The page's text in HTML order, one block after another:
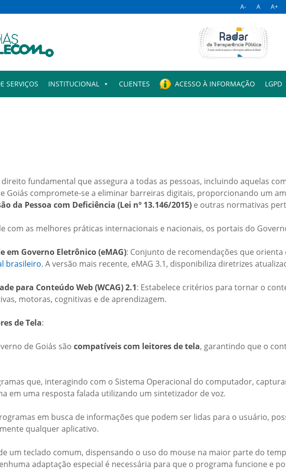
A- A A+
SERVIÇOS INSTITUCIONAL CLIENTES ACESSO À INFORMAÇÃO LGPD
fundamental que assegura a todas as pessoas, incluindo aquelas
Goiás compromete-se a eliminar barreiras digitais, proporcionando um
da Pessoa com Deficiência (Lei nº 13.146/2015) e outras normativas
com as melhores práticas internacionais e nacionais, os portais do
em Governo Eletrônico (eMAG): Conjunto de recomendações que
brasileiro. A versão mais recente, eMAG 3.1, disponibiliza diretrizes
para Conteúdo Web (WCAG) 2.1: Estabelece critérios para tornar o
motoras, cognitivas e de aprendizagem.
de Tela:
de Goiás são compatíveis com leitores de tela, garantindo que o
que, interagindo com o Sistema Operacional do computador,
em uma resposta falada utilizando um sintetizador de voz.
em busca de informações que podem ser lidas para o usuário,
qualquer aplicativo.
um teclado comum, dispensando o uso do mouse na maior parte do
adaptação especial é necessária para que o programa funcione e